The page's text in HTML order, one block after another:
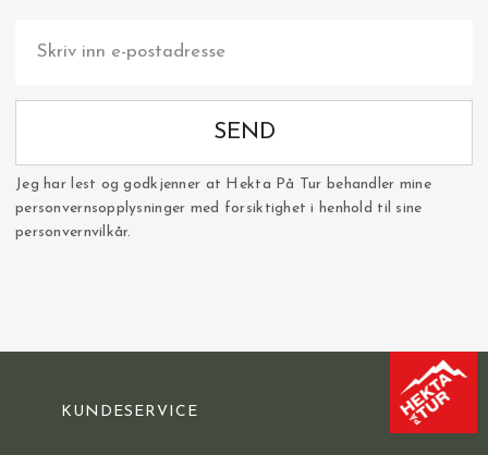
SEND
Jeg har lest og godkjenner at Hekta På Tur behandler mine
personvernsopplysninger med forsiktighet i henhold til sine
personvernvilkår.
KUNDESERVICE